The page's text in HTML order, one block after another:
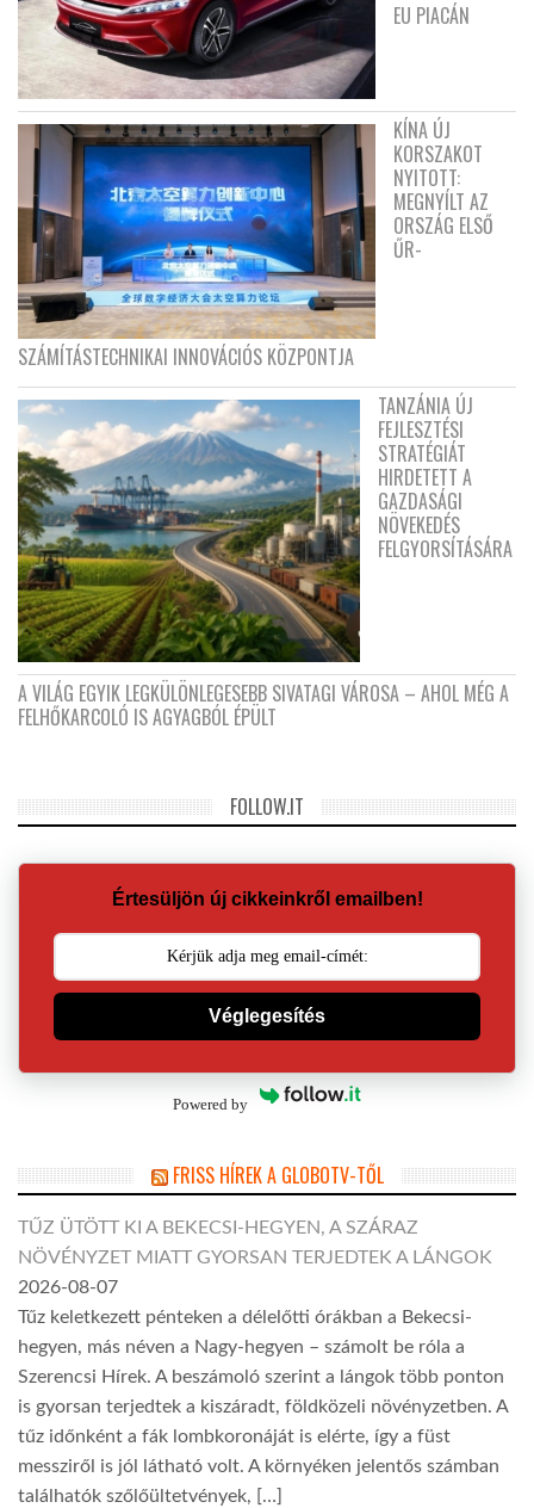
EU PIACÁN
KÍNA ÚJ
KORSZAKOT
NYITOTT:
MEGNYÍLT AZ
ORSZÁG ELSŐ
ŰR-
SZÁMÍTÁSTECHNIKAI INNOVÁCIÓS KÖZPONTJA
TANZÁNIA ÚJ
FEJLESZTÉSI
STRATÉGIÁT
HIRDETETT A
GAZDASÁGI
NÖVEKEDÉS
FELGYORSÍTÁSÁRA
A VILÁG EGYIK LEGKÜLÖNLEGESEBB SIVATAGI VÁROSA – AHOL MÉG A
FELHŐKARCOLÓ IS AGYAGBÓL ÉPÜLT
FOLLOW.IT
Értesüljön új cikkeinkről emailben!
Véglegesítés
Powered by
FRISS HÍREK A GLOBOTV-TŐL
TŰZ ÜTÖTT KI A BEKECSI-HEGYEN, A SZÁRAZ
NÖVÉNYZET MIATT GYORSAN TERJEDTEK A LÁNGOK
2026-08-07
Tűz keletkezett pénteken a délelőtti órákban a Bekecsi-
hegyen, más néven a Nagy-hegyen – számolt be róla a
Szerencsi Hírek. A beszámoló szerint a lángok több ponton
is gyorsan terjedtek a kiszáradt, földközeli növényzetben. A
tűz időnként a fák lombkoronáját is elérte, így a füst
messziről is jól látható volt. A környéken jelentős számban
találhatók szőlőültetvények, […]